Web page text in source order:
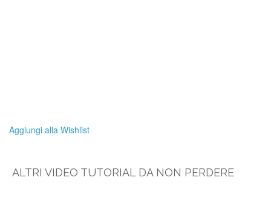
Aggiungi alla Wishlist
ALTRI VIDEO TUTORIAL DA NON PERDERE